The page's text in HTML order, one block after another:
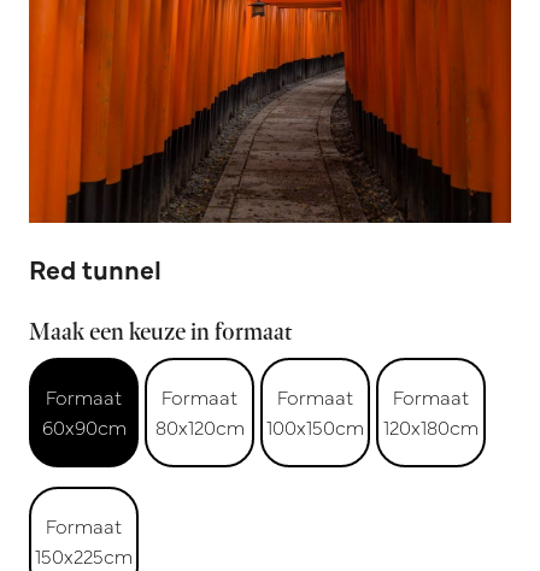
Red tunnel
Maak een keuze in formaat
Formaat
60x90cm
Formaat
80x120cm
Formaat
100x150cm
Formaat
120x180cm
Formaat
150x225cm